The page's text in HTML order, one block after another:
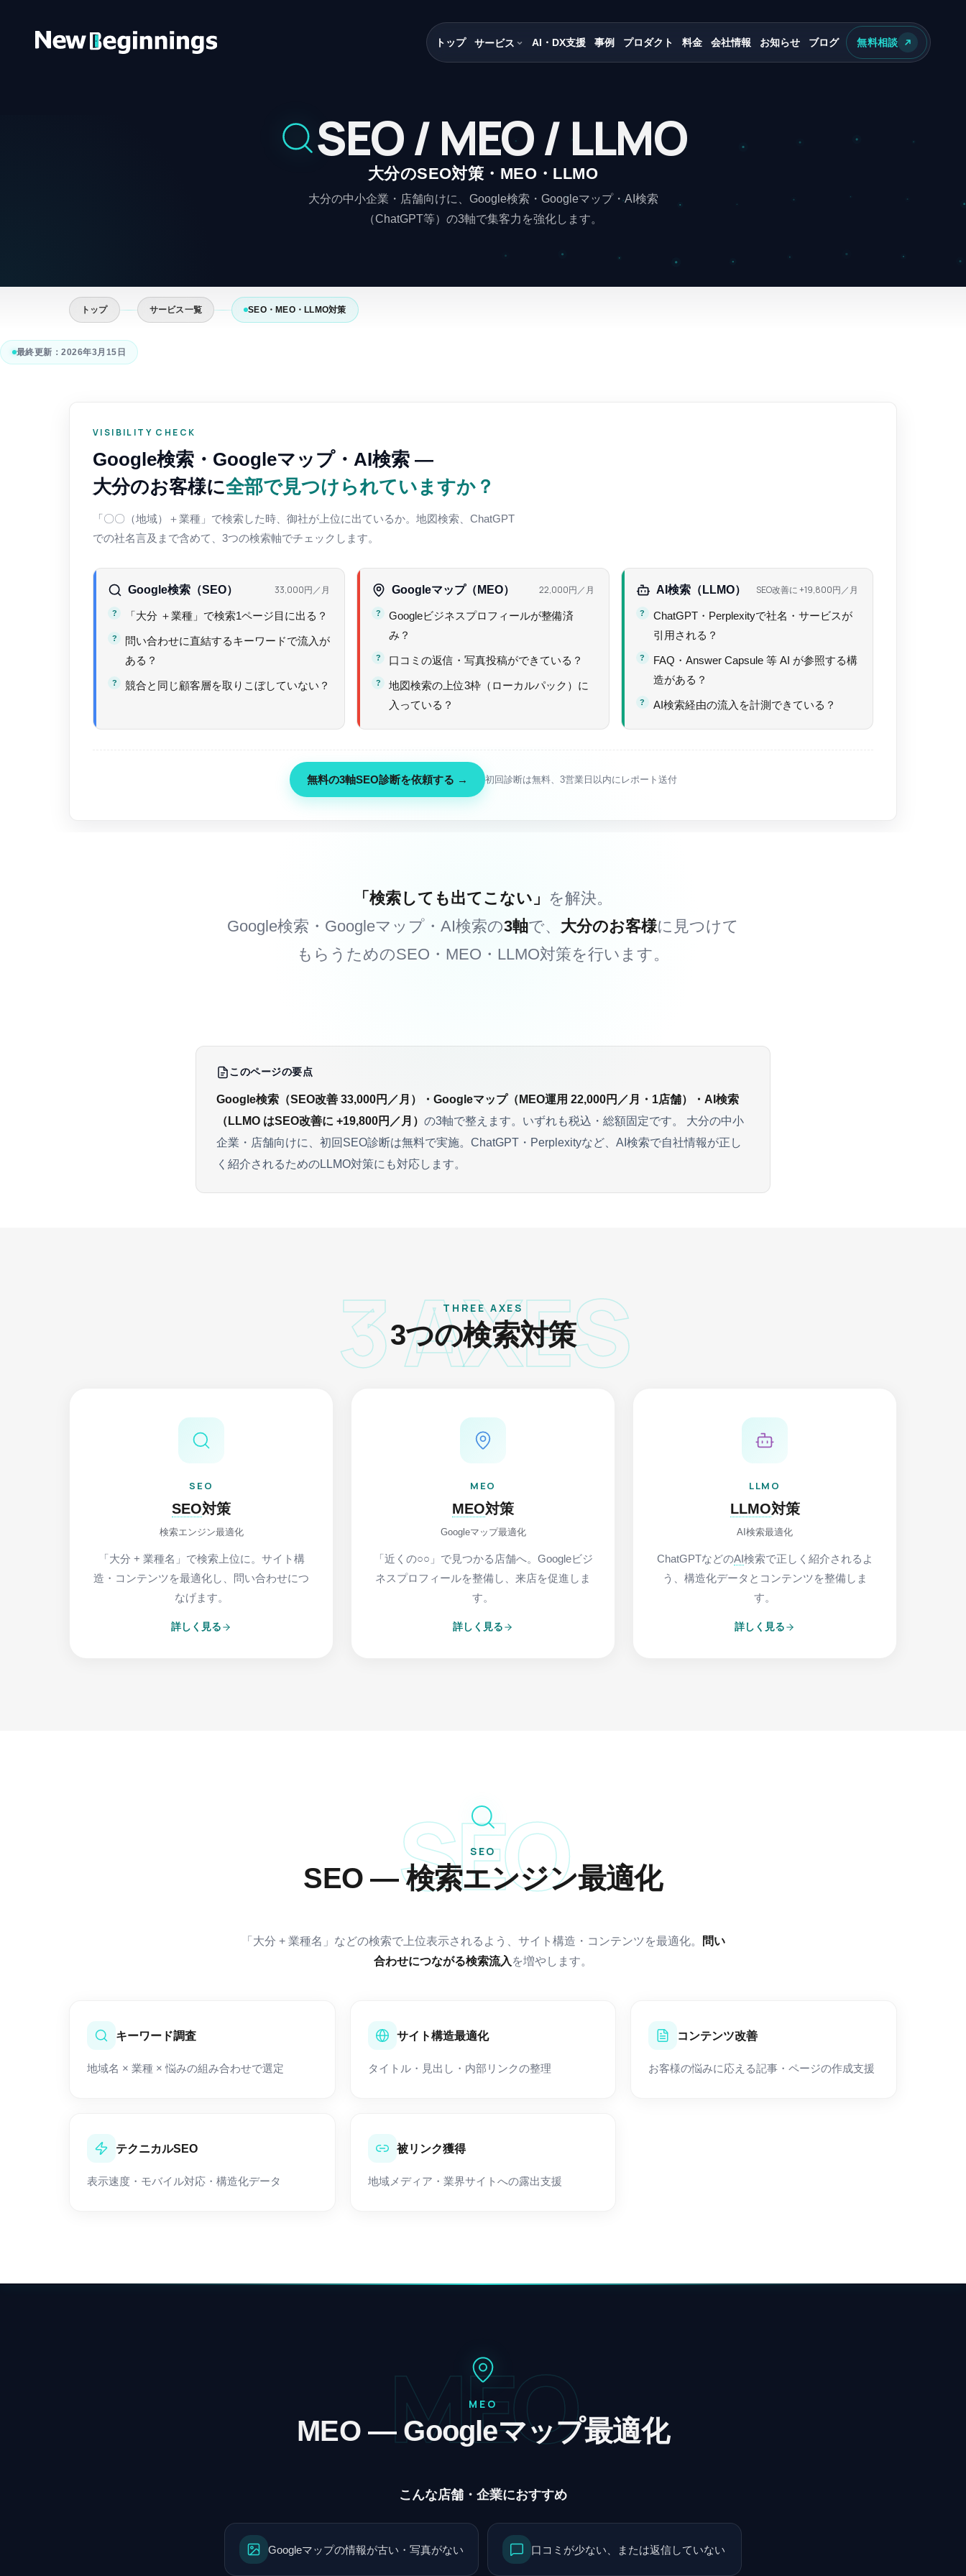
トップ サービス AI・DX支援 事例 プロダクト 料金 会社情報 お知らせ ブログ 無料相談
SEO / MEO / LLMO
大分のSEO対策・MEO・LLMO
大分の中小企業・店舗向けに、Google検索・Googleマップ・AI検索
（ChatGPT等）の3軸で集客力を強化します。
トップ サービス一覧 SEO・MEO・LLMO対策
最終更新：2026年3月15日
VISIBILITY CHECK
Google検索・Googleマップ・AI検索 —
大分のお客様に全部で見つけられていますか？
「〇〇（地域）＋業種」で検索した時、御社が上位に出ているか。地図検索、ChatGPT
での社名言及まで含めて、3つの検索軸でチェックします。
Google検索（SEO） 33,000円／月
「大分 ＋業種」で検索1ページ目に出る？
問い合わせに直結するキーワードで流入が
ある？
競合と同じ顧客層を取りこぼしていない？
Googleマップ（MEO） 22,000円／月
Googleビジネスプロフィールが整備済
み？
口コミの返信・写真投稿ができている？
地図検索の上位3枠（ローカルパック）に
入っている？
AI検索（LLMO） SEO改善に +19,800円／月
ChatGPT・Perplexityで社名・サービスが
引用される？
FAQ・Answer Capsule 等 AI が参照する構
造がある？
AI検索経由の流入を計測できている？
無料の3軸SEO診断を依頼する → 初回診断は無料、3営業日以内にレポート送付
「検索しても出てこない」 を解決。
Google検索・Googleマップ・AI検索の3軸で、 大分のお客様に見つけて
もらうためのSEO・MEO・LLMO対策を行います。
このページの要点
Google検索（SEO改善 33,000円 ／月）・Googleマップ（ MEO運用 22,000円 ／月・1店舗）・AI検索
（ LLMO はSEO改善に +19,800円 ／月） の3軸で整えます。いずれも税込・総額固定です。 大分の中小
企業・店舗向けに、初回SEO診断は無料で実施。ChatGPT・Perplexityなど、AI検索で自社情報が正し
く紹介されるためのLLMO対策にも対応します。
3 AXES
THREE AXES
3つの検索対策
SEO
SEO対策
検索エンジン最適化
「大分 + 業種名」で検索上位に。サイト構
造・コンテンツを最適化し、問い合わせにつ
なげます。
詳しく見る
MEO
MEO対策
Googleマップ最適化
「近くの○○」で見つかる店舗へ。Googleビジ
ネスプロフィールを整備し、来店を促進しま
す。
詳しく見る
LLMO
LLMO対策
AI検索最適化
ChatGPTなどのAI検索で正しく紹介されるよ
う、構造化データとコンテンツを整備しま
す。
詳しく見る
SEO
SEO
SEO — 検索エンジン最適化
「大分 + 業種名」などの検索で上位表示されるよう、サイト構造・コンテンツを最適化。
問い
合わせにつながる検索流入 を増やします。
キーワード調査
地域名 × 業種 × 悩みの組み合わせで選定
サイト構造最適化
タイトル・見出し・内部リンクの整理
コンテンツ改善
お客様の悩みに応える記事・ページの作成支援
テクニカルSEO
表示速度・モバイル対応・構造化データ
被リンク獲得
地域メディア・業界サイトへの露出支援
MEO
MEO
MEO — Googleマップ最適化
こんな店舗・企業におすすめ
Googleマップの情報が古い・写真がない 口コミが少ない、または返信していない